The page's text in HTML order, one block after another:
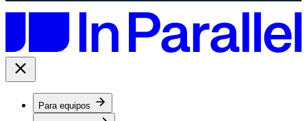
Para equipos